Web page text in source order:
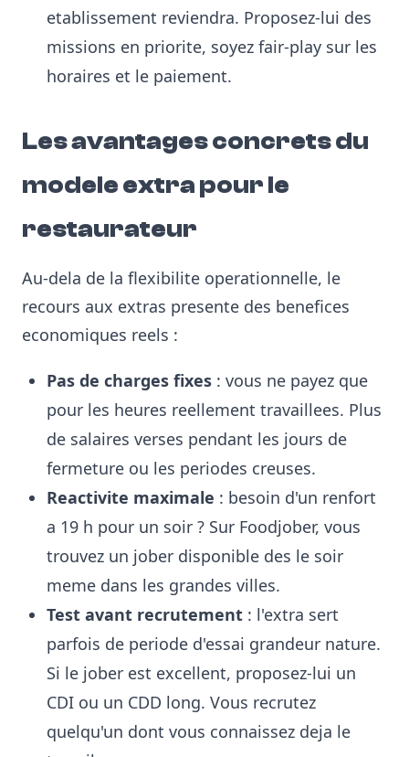
etablissement reviendra. Proposez-lui des
missions en priorite, soyez fair-play sur les
horaires et le paiement.
Les avantages concrets du
modele extra pour le
restaurateur
Au-dela de la flexibilite operationnelle, le
recours aux extras presente des benefices
economiques reels :
Pas de charges fixes : vous ne payez que
pour les heures reellement travaillees. Plus
de salaires verses pendant les jours de
fermeture ou les periodes creuses.
Reactivite maximale : besoin d'un renfort
a 19 h pour un soir ? Sur Foodjober, vous
trouvez un jober disponible des le soir
meme dans les grandes villes.
Test avant recrutement : l'extra sert
parfois de periode d'essai grandeur nature.
Si le jober est excellent, proposez-lui un
CDI ou un CDD long. Vous recrutez
quelqu'un dont vous connaissez deja le